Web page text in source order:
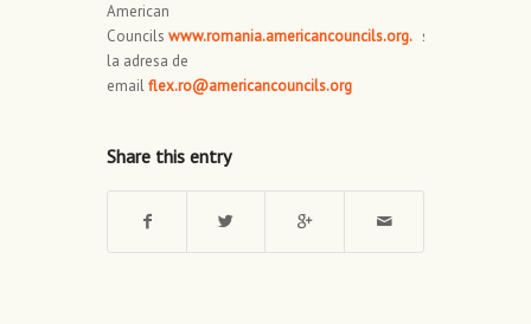
American
Councils www.romania.americancouncils.org. sau
la adresa de
emailflex.ro@americancouncils.org
Share this entry